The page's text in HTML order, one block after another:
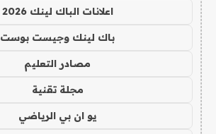
اعلانات الباك لينك 2026
باك لينك وجيست بوست
مصادر التعليم
مجلة تقنية
يو ان بي الرياضي